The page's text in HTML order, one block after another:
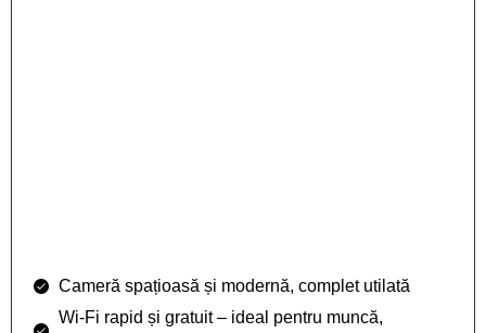
Cameră spațioasă și modernă, complet utilată
Wi-Fi rapid și gratuit – ideal pentru muncă,